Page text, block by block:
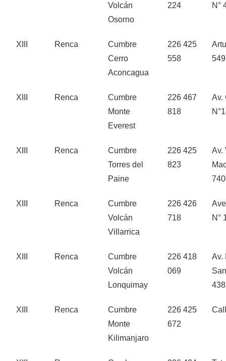
Volcán
Osorno
224
N°
XIII Renca
Cumbre
Cerro
Aconcagua
226 425
558
XIII Renca
Cumbre
Monte
Everest
226 467
818
Av.
XIII Renca
Cumbre
Torres del
Paine
226 425
823
Av.
XIII Renca
Cumbre
Volcán
Villarrica
226 426
718
N°
XIII Renca
Cumbre
Volcán
Lonquimay
226 418
069
Av.
XIII Renca
Cumbre
Monte
Kilimanjaro
226 425
672